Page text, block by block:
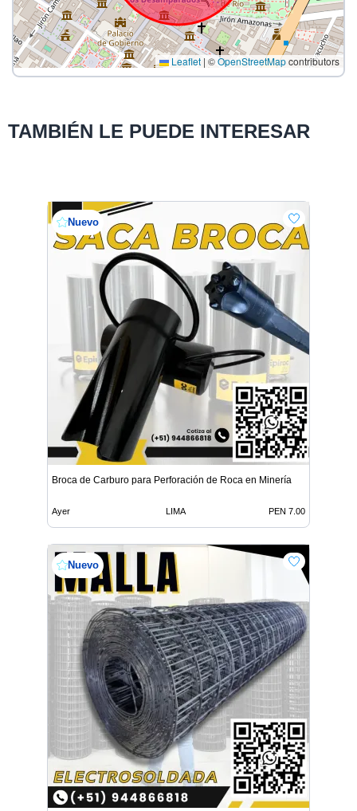
Leaflet | ©OpenStreetMapcontributors
TAMBIÉN LE PUEDE INTERESAR
Nuevo
Broca de Carburo para Perforación de Roca en Minería
Ayer LIMA PEN 7.00
Nuevo